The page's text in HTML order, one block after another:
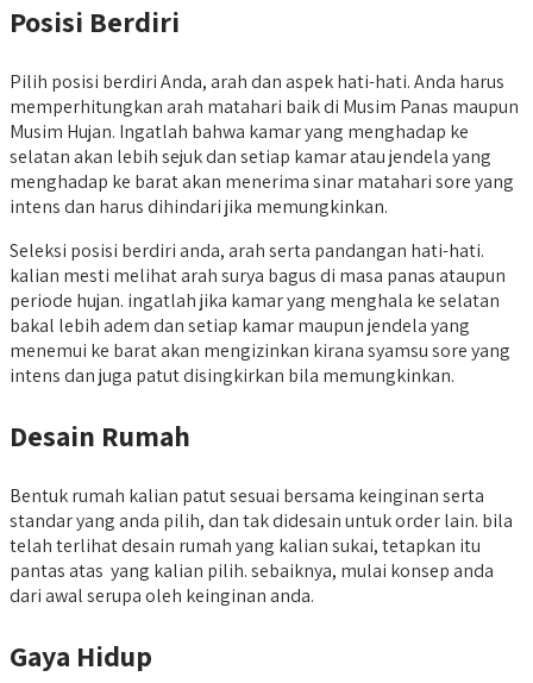
Posisi Berdiri
Pilih posisi berdiri Anda, arah dan aspek hati-hati. Anda harus
memperhitungkan arah matahari baik di Musim Panas maupun
Musim Hujan. Ingatlah bahwa kamar yang menghadap ke
selatan akan lebih sejuk dan setiap kamar atau jendela yang
menghadap ke barat akan menerima sinar matahari sore yang
intens dan harus dihindari jika memungkinkan.
Seleksi posisi berdiri anda, arah serta pandangan hati-hati.
kalian mesti melihat arah surya bagus di masa panas ataupun
periode hujan. ingatlah jika kamar yang menghala ke selatan
bakal lebih adem dan setiap kamar maupun jendela yang
menemui ke barat akan mengizinkan kirana syamsu sore yang
intens dan juga patut disingkirkan bila memungkinkan.
Desain Rumah
Bentuk rumah kalian patut sesuai bersama keinginan serta
standar yang anda pilih, dan tak didesain untuk order lain. bila
telah terlihat desain rumah yang kalian sukai, tetapkan itu
pantas atas yang kalian pilih. sebaiknya, mulai konsep anda
dari awal serupa oleh keinginan anda.
Gaya Hidup